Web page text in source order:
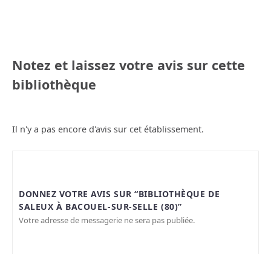
Notez et laissez votre avis sur cette
bibliothèque
Il n'y a pas encore d'avis sur cet établissement.
DONNEZ VOTRE AVIS SUR “BIBLIOTHÈQUE DE
SALEUX À BACOUEL-SUR-SELLE (80)”
Votre adresse de messagerie ne sera pas publiée.